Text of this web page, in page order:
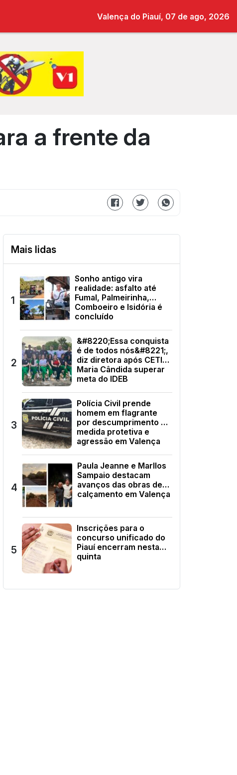
Valença do Piauí, 07 de ago, 2026
a frente da
Mais lidas
1
Sonho antigo vira
realidade: asfalto até
Fumal, Palmeirinha,
Comboeiro e Isidória é
concluído
2
&#8220;Essa conquista
é de todos nós&#8221;,
diz diretora após CETI
Maria Cândida superar
meta do IDEB
3
Polícia Civil prende
homem em flagrante
por descumprimento de
medida protetiva e
agressão em Valença
4
Paula Jeanne e Marllos
Sampaio destacam
avanços das obras de
calçamento em Valença
5
Inscrições para o
concurso unificado do
Piauí encerram nesta
quinta